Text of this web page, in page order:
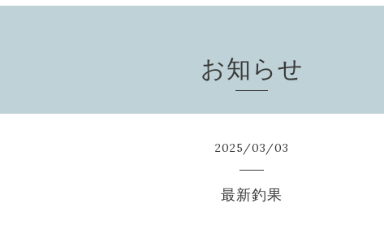
お知らせ
2025/03/03
最新釣果